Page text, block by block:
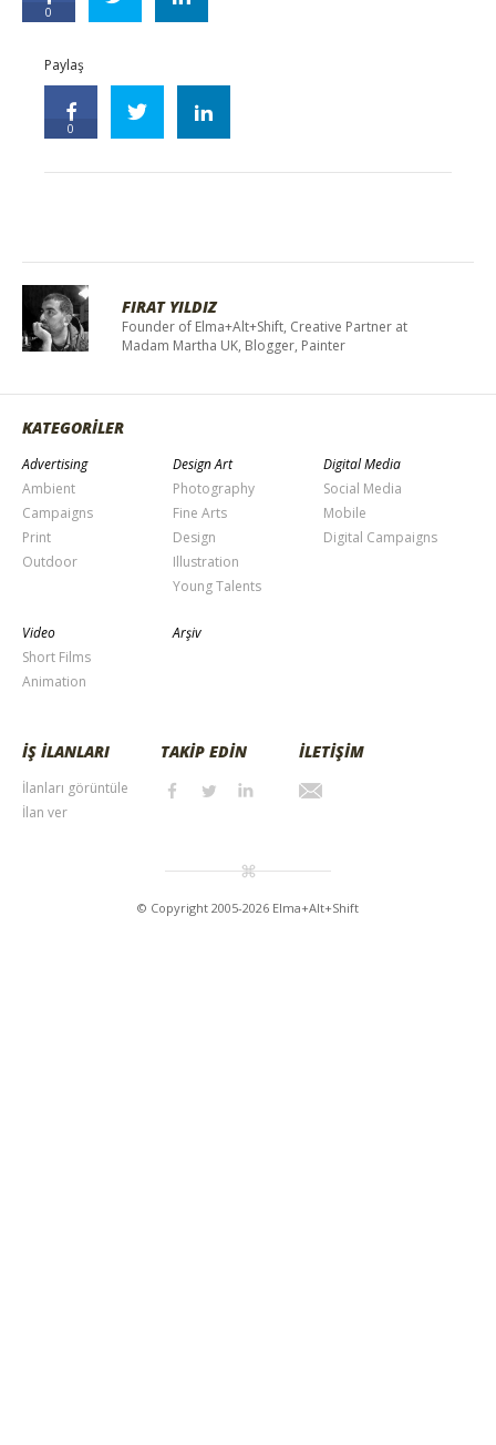
0
Paylaş
0
FIRAT YILDIZ
Founder of Elma+Alt+Shift, Creative Partner at
Madam Martha UK, Blogger, Painter
KATEGORİLER
Advertising
Ambient
Campaigns
Print
Outdoor
Design Art
Photography
Fine Arts
Design
Illustration
Young Talents
Digital Media
Social Media
Mobile
Digital Campaigns
Video
Short Films
Animation
Arşiv
İŞ İLANLARI
İlanları görüntüle
İlan ver
TAKİP EDİN İLETİŞİM
© Copyright 2005-2026 Elma+Alt+Shift